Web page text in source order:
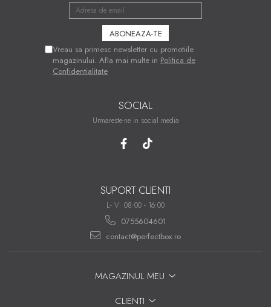
Vreau sa primesc newsletter cu promotiile
magazinului. Afla mai multe in Politica de
Confidentialitate
SOCIAL
Urmareste-ne in social media
SUPORT CLIENTI
L- V: 08:00 - 16:00
0755604601
contact@perfectbox.ro
MAGAZINUL MEU
CLIENTI